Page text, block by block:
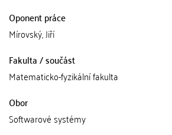
Oponent práce
Mírovský, Jiří
Fakulta / součást
Matematicko-fyzikální fakulta
Obor
Softwarové systémy